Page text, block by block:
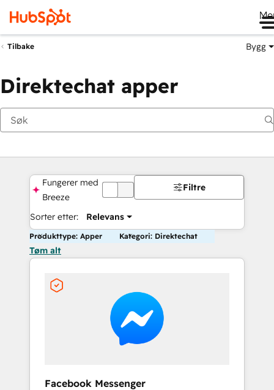
Tilbake Bygg
Direktechat apper
Fungerer med
Breeze
AV
Sorter etter: Relevans
Filtre
Produkttype: Apper Kategori: Direktechat
Tøm alt
Facebook Messenger